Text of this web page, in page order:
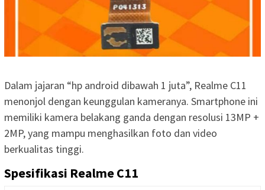
Dalam jajaran “hp android dibawah 1 juta”, Realme C11
menonjol dengan keunggulan kameranya. Smartphone ini
memiliki kamera belakang ganda dengan resolusi 13MP +
2MP, yang mampu menghasilkan foto dan video
berkualitas tinggi.
Spesifikasi Realme C11